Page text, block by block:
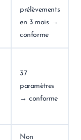
prélèvements
en 3 mois →
conforme
37
paramètres
→ conforme
Non